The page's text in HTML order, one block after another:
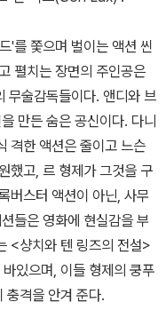
'를 쫓으며 벌이는 액션 씬
펼치는 장면의 주인공은
무술감독들이다. 앤디와 브
만든 숨은 공신이다. 다니
격한 액션은 줄이고 느슨
했고, 르 형제가 그것을 구
버스터 액션이 아닌, 사무
들은 영화에 현실감을 부
<샹치와 텐 링즈의 전설>
있으며, 이들 형제의 쿵푸
충격을 안겨 준다.